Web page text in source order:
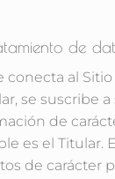
de
conecta al
se suscribe
de
es el Titular.
de carácter